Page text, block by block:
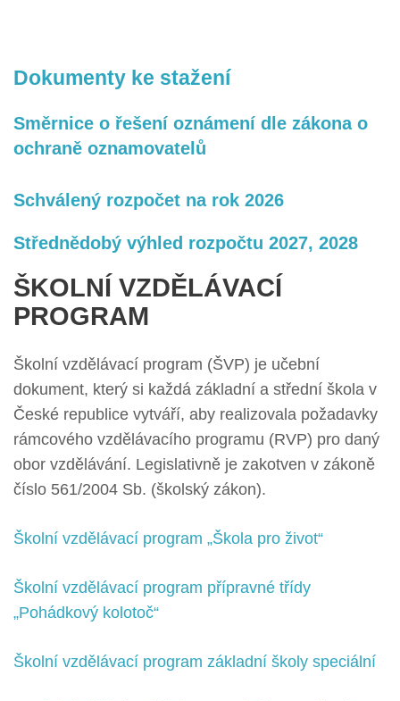
Dokumenty ke stažení
Směrnice o řešení oznámení dle zákona o
ochraně oznamovatelů
Schválený rozpočet na rok 2026
Střednědobý výhled rozpočtu 2027, 2028
ŠKOLNÍ VZDĚLÁVACÍ
PROGRAM
Školní vzdělávací program (ŠVP) je učební
dokument, který si každá základní a střední škola v
České republice vytváří, aby realizovala požadavky
rámcového vzdělávacího programu (RVP) pro daný
obor vzdělávání. Legislativně je zakotven v zákoně
číslo 561/2004 Sb. (školský zákon).
Školní vzdělávací program „Škola pro život“
Školní vzdělávací program přípravné třídy
„Pohádkový kolotoč“
Školní vzdělávací program základní školy speciální